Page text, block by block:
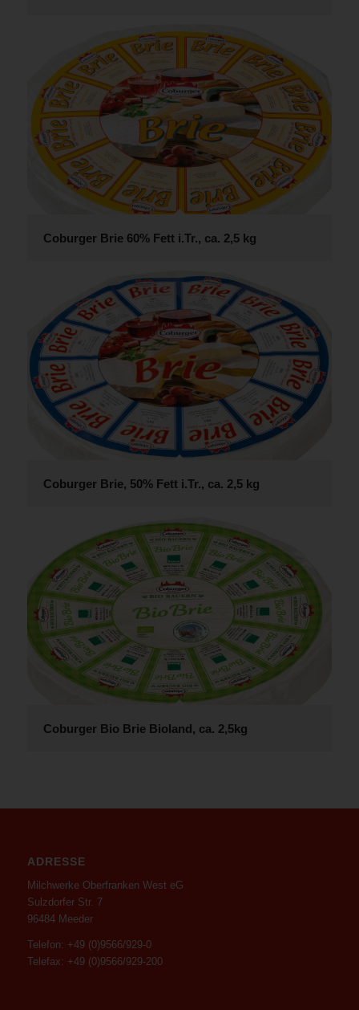
Coburger Brie 60% Fett i.Tr., ca. 2,5 kg
Coburger Brie, 50% Fett i.Tr., ca. 2,5 kg
Coburger Bio Brie Bioland, ca. 2,5kg
ADRESSE
Milchwerke Oberfranken West eG
Sulzdorfer Str. 7
96484 Meeder
Telefon: +49 (0)9566/929-0
Telefax: +49 (0)9566/929-200